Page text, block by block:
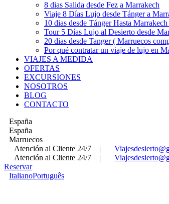
8 dias Salida desde Fez a Marrakech
Viaje 8 Días Lujo desde Tánger a
10 dias desde Tánger Hasta
Tour 5 Días Lujo al Desierto desde
20 dias desde Tanger ( Marruecos
Por qué contratar un viaje de lujo en
VIAJES A MEDIDA
OFERTAS
EXCURSIONES
NOSOTROS
BLOG
CONTACTO
España
España
Marruecos
Atención al Cliente 24/7
|
Atención al Cliente 24/7
|
Reservar
ItalianoPortuguês